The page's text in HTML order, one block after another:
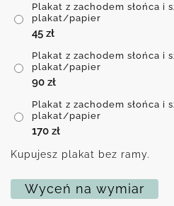
Plakat z zachodem słońca i
plakat/papier
45 zł
Plakat z zachodem słońca i
plakat/papier
90 zł
Plakat z zachodem słońca i
plakat/papier
170 zł
Kupujesz plakat bez ramy.
Wyceń na wymiar